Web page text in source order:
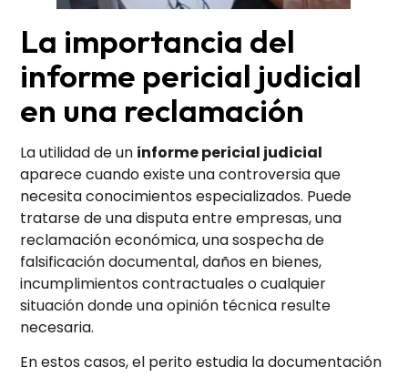
La importancia del
informe pericial judicial
en una reclamación
La utilidad de un informe pericial judicial
aparece cuando existe una controversia que
necesita conocimientos especializados. Puede
tratarse de una disputa entre empresas, una
reclamación económica, una sospecha de
falsificación documental, daños en bienes,
incumplimientos contractuales o cualquier
situación donde una opinión técnica resulte
necesaria.
En estos casos, el perito estudia la documentación